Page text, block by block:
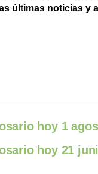
últimas noticias y
hoy 1
hoy 21